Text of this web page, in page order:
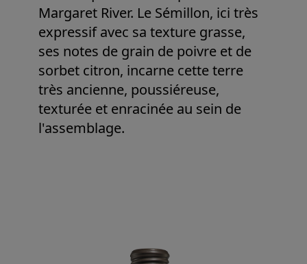
Margaret River. Le Sémillon, ici très
expressif avec sa texture grasse,
ses notes de grain de poivre et de
sorbet citron, incarne cette terre
très ancienne, poussiéreuse,
texturée et enracinée au sein de
l'assemblage.